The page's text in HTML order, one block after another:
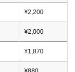
¥2,200
¥2,000
¥1,870